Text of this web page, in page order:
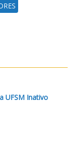
UFSM Inativo